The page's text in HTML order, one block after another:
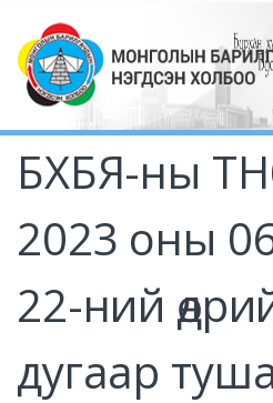
БХБЯ-ны
2023 оны
22-ний
дугаар